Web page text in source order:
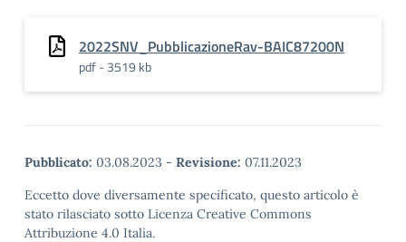
2022SNV_PubblicazioneRav-BAIC87200N
pdf - 3519 kb
Pubblicato: 03.08.2023 - Revisione: 07.11.2023
Eccetto dove diversamente specificato, questo articolo è
stato rilasciato sotto Licenza Creative Commons
Attribuzione 4.0 Italia.